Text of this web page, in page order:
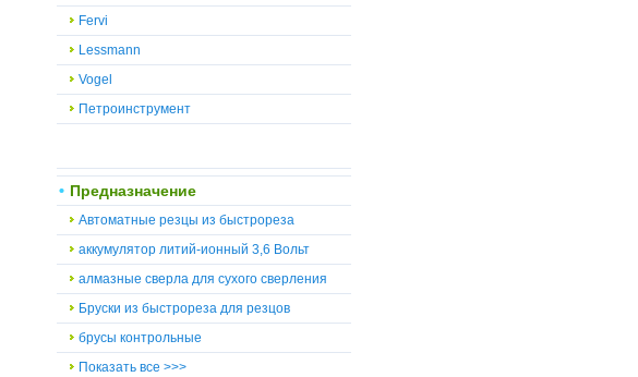
Fervi
Lessmann
Vogel
Петроинструмент
Предназначение
Автоматные резцы из быстрореза
аккумулятор литий-ионный 3,6 Вольт
алмазные сверла для сухого сверления
Бруски из быстрореза для резцов
брусы контрольные
Показать все >>>